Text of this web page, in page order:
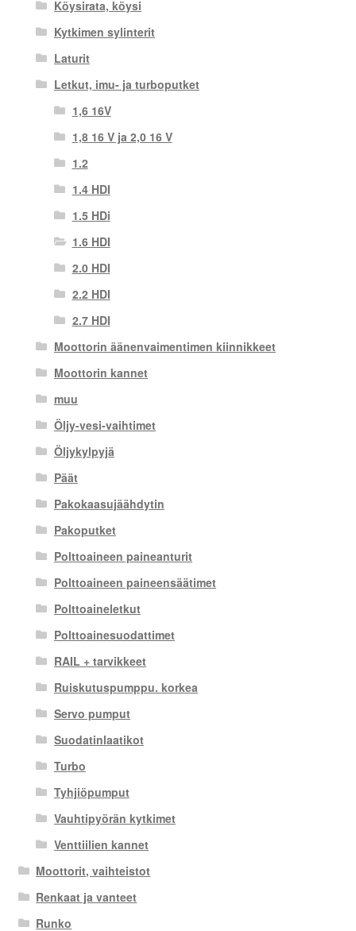
Köysirata, köysi
Kytkimen sylinterit
Laturit
Letkut, imu- ja turboputket
1,6 16V
1,8 16 V ja 2,0 16 V
1.2
1.4 HDI
1.5 HDi
1.6 HDI
2.0 HDI
2.2 HDI
2.7 HDI
Moottorin äänenvaimentimen kiinnikkeet
Moottorin kannet
muu
Öljy-vesi-vaihtimet
Öljykylpyjä
Päät
Pakokaasujäähdytin
Pakoputket
Polttoaineen paineanturit
Polttoaineen paineensäätimet
Polttoaineletkut
Polttoainesuodattimet
RAIL + tarvikkeet
Ruiskutuspumppu. korkea
Servo pumput
Suodatinlaatikot
Turbo
Tyhjiöpumput
Vauhtipyörän kytkimet
Venttiilien kannet
Moottorit, vaihteistot
Renkaat ja vanteet
Runko